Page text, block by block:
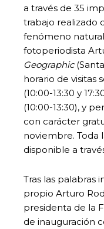
a través de 35
trabajo realizado
fenómeno
fotoperiodista
Geographic
horario de visitas
(10:00-13:30 y
(10:00-13:30), y
con carácter
noviembre. Toda
disponible a
Tras las palabras
propio Arturo
presidenta de la
de inauguración